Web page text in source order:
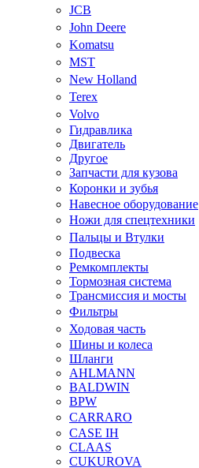
JCB
John Deere
Komatsu
MST
New Holland
Terex
Volvo
Гидравлика
Двигатель
Другое
Запчасти для кузова
Коронки и зубья
Навесное оборудование
Ножи для спецтехники
Пальцы и Втулки
Подвеска
Ремкомплекты
Тормозная система
Трансмиссия и мосты
Фильтры
Ходовая часть
Шины и колеса
Шланги
AHLMANN
BALDWIN
BPW
CARRARO
CASE IH
CLAAS
CUKUROVA